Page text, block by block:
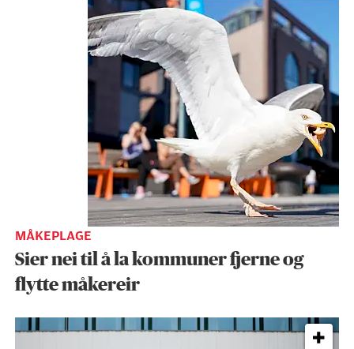
MÅKEPLAGE
Sier nei til å la kommuner fjerne og
flytte måkereir